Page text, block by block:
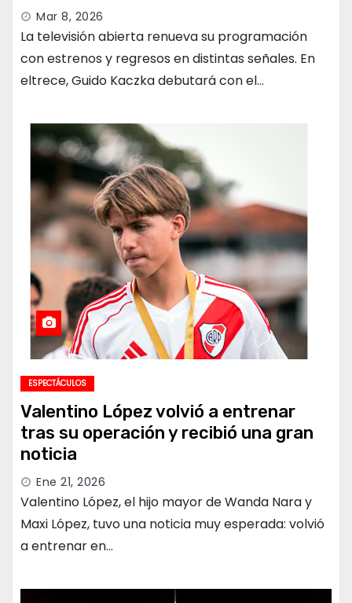
Mar 8, 2026
La televisión abierta renueva su programación
con estrenos y regresos en distintas señales. En
eltrece, Guido Kaczka debutará con el…
ESPECTÁCULOS
Valentino López volvió a entrenar
tras su operación y recibió una gran
noticia
Ene 21, 2026
Valentino López, el hijo mayor de Wanda Nara y
Maxi López, tuvo una noticia muy esperada: volvió
a entrenar en…